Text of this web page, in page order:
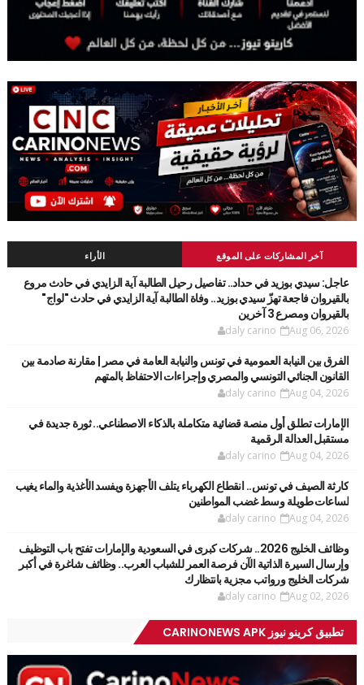
آخر المشاركات على الموقع الأراء
عاجل: سيدي بوزيد في حداد.. تفاصيل رحيل الطالبة آية الزايدي في حادث مروع
بالقيروان فاجعة تهزّ سيدي بوزيد.. وفاة الطالبة آية الزايدي في حادث "لواج"
بالقيروان ومصرع 3 آخرين
daly carino Aug 06, 2026
الفرق بين النيابة العمومية في تونس والنيابة العامة في مصر | مقارنة صادمة بين
القانون الجنائي التونسي والمصري وإجراءات الاحتفاظ بالمتهم
daly carino Aug 04, 2026
الإمارات تطلق أول منصة قضائية متكاملة بالذكاء الاصطناعي.. ثورة جديدة في
مستقبل العدالة الرقمية
daly carino Aug 04, 2026
كارثة الصيف في تونس.. انقطاع الكهرباء يتلف الأجهزة ويفسد الأغذية والماء يغيب
لساعات طويلة وسط غضب المواطنين
daly carino Aug 04, 2026
وظائف الخليج 2026.. شركات كبرى في السعودية والإمارات تفتح باب التوظيف
وإرسال السيرة الذاتية الآن فرصة العمر للشباب العرب.. وظائف شاغرة في أكبر
شركات الخليج ورواتب مجزية بانتظارك
daly carino Aug 02, 2026
تطبيق كرينو نيوز CARINONEWS APK